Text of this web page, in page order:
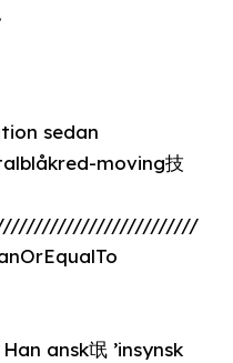
sedan
moving技
ansk氓 ’insynsk